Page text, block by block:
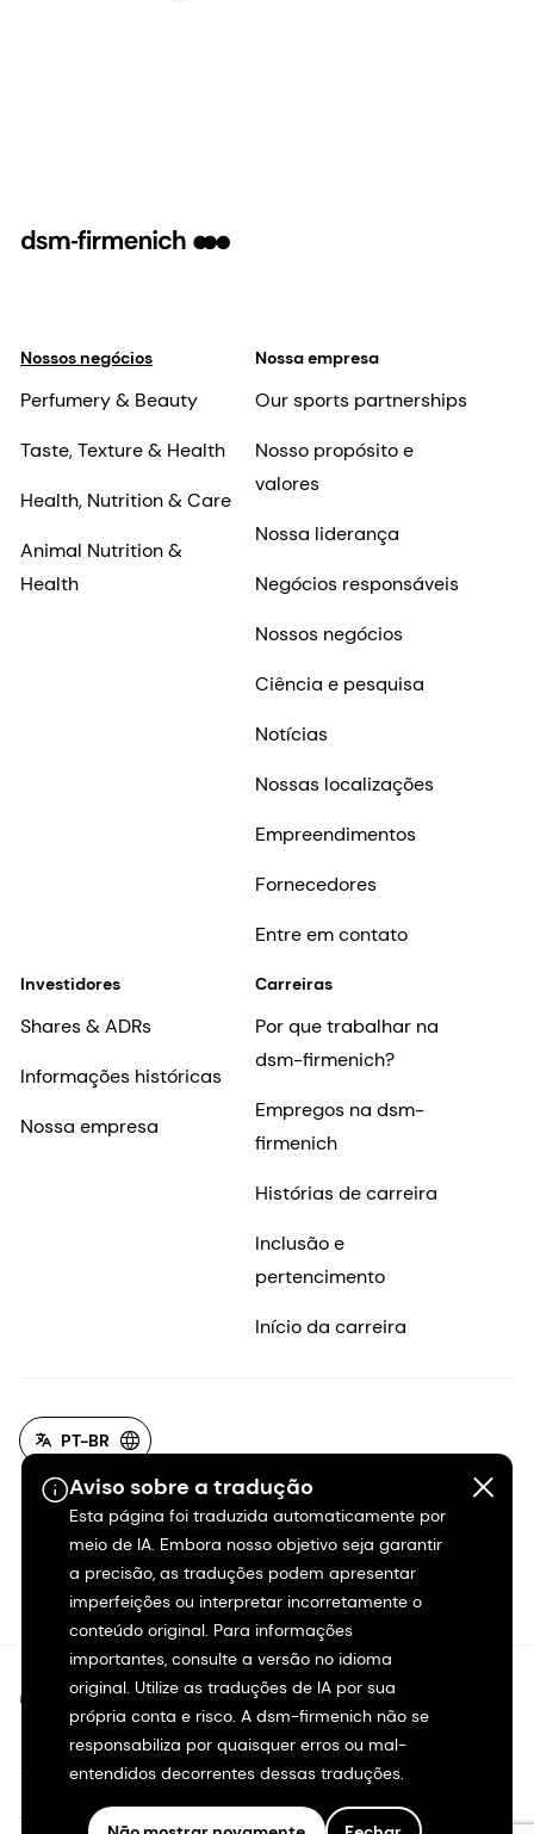
Aviso sobre a tradução
Esta página foi traduzida automaticamente por
meio de IA. Embora nosso objetivo seja garantir
a precisão, as traduções podem apresentar
imperfeições ou interpretar incorretamente o
conteúdo original. Para informações
importantes, consulte a versão no idioma
original. Utilize as traduções de IA por sua
própria conta e risco. A dsm-firmenich não se
responsabiliza por quaisquer erros ou mal-
entendidos decorrentes dessas traduções.
Nossos negócios
Perfumery & Beauty
Taste, Texture & Health
Health, Nutrition & Care
Animal Nutrition &
Health
Nossa empresa
Our sports partnerships
Nosso propósito e
valores
Nossa liderança
Negócios responsáveis
Nossos negócios
Ciência e pesquisa
Notícias
Nossas localizações
Empreendimentos
Fornecedores
Entre em contato
Investidores
Shares & ADRs
Informações históricas
Nossa empresa
Carreiras
Por que trabalhar na
dsm-firmenich?
Empregos na dsm-
firmenich
Histórias de carreira
Inclusão e
pertencimento
Início da carreira
PT-BR
©2026 dsm-firmenich. Todos os direitos reservados.
Aviso de privacidade
Termos de uso